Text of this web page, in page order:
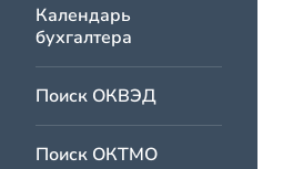
Календарь
бухгалтера
Поиск ОКВЭД
Поиск ОКТМО